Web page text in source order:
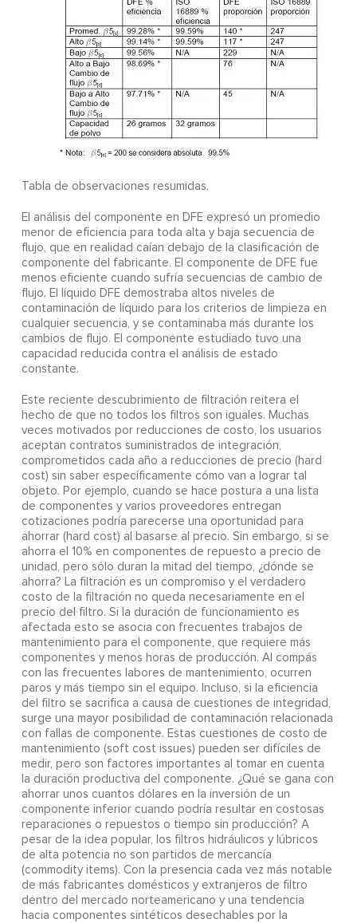
Tabla de observaciones resumidas.
El análisis del componente en DFE expresó un promedio
menor de eficiencia para toda alta y baja secuencia de
flujo, que en realidad caían debajo de la clasificación de
componente del fabricante. El componente de DFE fue
menos eficiente cuando sufría secuencias de cambio de
flujo. El líquido DFE demostraba altos niveles de
contaminación de líquido para los criterios de limpieza en
cualquier secuencia, y se contaminaba más durante los
cambios de flujo. El componente estudiado tuvo una
capacidad reducida contra el análisis de estado
constante.
Este reciente descubrimiento de filtración reitera el
hecho de que no todos los filtros son iguales. Muchas
veces motivados por reducciones de costo, los usuarios
aceptan contratos suministrados de integración,
comprometidos cada año a reducciones de precio (hard
cost) sin saber específicamente cómo van a lograr tal
objeto. Por ejemplo, cuando se hace postura a una lista
de componentes y varios proveedores entregan
cotizaciones podría parecerse una oportunidad para
ahorrar (hard cost) al basarse al precio. Sin embargo, si se
ahorra el 10% en componentes de repuesto a precio de
unidad, pero sólo duran la mitad del tiempo, ¿dónde se
ahorra? La filtración es un compromiso y el verdadero
costo de la filtración no queda necesariamente en el
precio del filtro. Si la duración de funcionamiento es
afectada esto se asocia con frecuentes trabajos de
mantenimiento para el componente, que requiere más
componentes y menos horas de producción. Al compás
con las frecuentes labores de mantenimiento, ocurren
paros y más tiempo sin el equipo. Incluso, si la eficiencia
del filtro se sacrifica a causa de cuestiones de integridad,
surge una mayor posibilidad de contaminación relacionada
con fallas de componente. Estas cuestiones de costo de
mantenimiento (soft cost issues) pueden ser difíciles de
medir, pero son factores importantes al tomar en cuenta
la duración productiva del componente. ¿Qué se gana con
ahorrar unos cuantos dólares en la inversión de un
componente inferior cuando podría resultar en costosas
reparaciones o repuestos o tiempo sin producción? A
pesar de la idea popular, los filtros hidráulicos y lúbricos
de alta potencia no son partidos de mercancía
(commodity items). Con la presencia cada vez más notable
de más fabricantes domésticos y extranjeros de filtro
dentro del mercado norteamericano y una tendencia
hacia componentes sintéticos desechables por la